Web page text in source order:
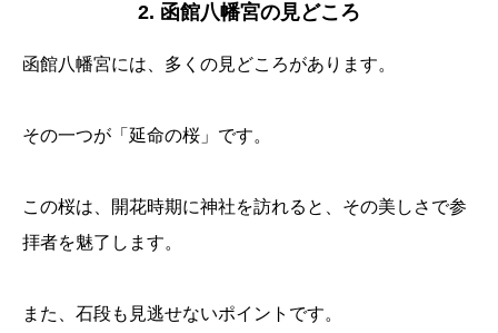
2. 函館八幡宮の見どころ
函館八幡宮には、多くの見どころがあります。
その一つが「延命の桜」です。
この桜は、開花時期に神社を訪れると、その美しさで参
拝者を魅了します。
また、石段も見逃せないポイントです。